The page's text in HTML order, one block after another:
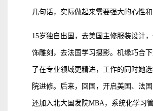
几句话，实际做起来需要强大的心性和
15岁独自出国，去美国主修服装设计
饰雕刻，去法国学习摄影。机缘巧合
了在专业领域更精进，工作的同时她
院进修。后来，回国，开启美国、法国
还加入北大国发院MBA，系统化学习